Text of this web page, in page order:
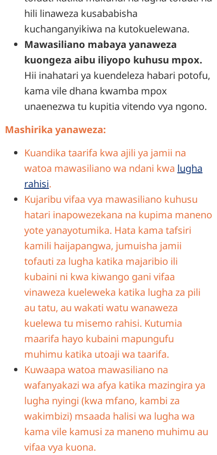
hili linaweza kusababisha
kuchanganyikiwa na kutokuelewana.
Mawasiliano mabaya yanaweza
kuongeza aibu iliyopo kuhusu mpox.
Hii inahatari ya kuendeleza habari potofu,
kama vile dhana kwamba mpox
unaenezwa tu kupitia vitendo vya ngono.
Mashirika yanaweza:
Kuandika taarifa kwa ajili ya jamii na
watoa mawasiliano wa ndani kwa lugha
rahisi.
Kujaribu vifaa vya mawasiliano kuhusu
hatari inapowezekana na kupima maneno
yote yanayotumika. Hata kama tafsiri
kamili haijapangwa, jumuisha jamii
tofauti za lugha katika majaribio ili
kubaini ni kwa kiwango gani vifaa
vinaweza kueleweka katika lugha za pili
au tatu, au wakati watu wanaweza
kuelewa tu misemo rahisi. Kutumia
maarifa hayo kubaini mapungufu
muhimu katika utoaji wa taarifa.
Kuwaapa watoa mawasiliano na
wafanyakazi wa afya katika mazingira ya
lugha nyingi (kwa mfano, kambi za
wakimbizi) msaada halisi wa lugha wa
kama vile kamusi za maneno muhimu au
vifaa vya kuona.